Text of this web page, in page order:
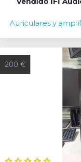
Auriculares y
200 €